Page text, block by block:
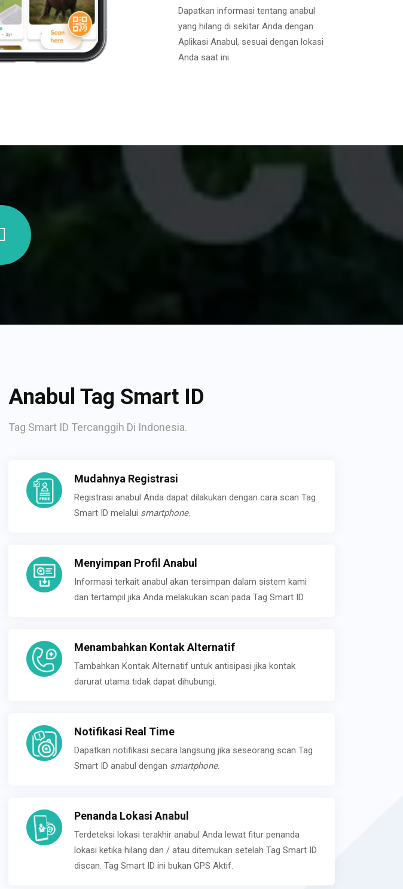
Dapatkan informasi tentang anabul
yang hilang di sekitar Anda dengan
Aplikasi Anabul, sesuai dengan lokasi
Anda saat ini.
Anabul Tag Smart ID
Tag Smart ID Tercanggih Di Indonesia.
Mudahnya Registrasi
Registrasi anabul Anda dapat dilakukan dengan cara scan Tag
Smart ID melalui smartphone.
Menyimpan Profil Anabul
Informasi terkait anabul akan tersimpan dalam sistem kami
dan tertampil jika Anda melakukan scan pada Tag Smart ID.
Menambahkan Kontak Alternatif
Tambahkan Kontak Alternatif untuk antisipasi jika kontak
darurat utama tidak dapat dihubungi.
Notifikasi Real Time
Dapatkan notifikasi secara langsung jika seseorang scan Tag
Smart ID anabul dengan smartphone.
Penanda Lokasi Anabul
Terdeteksi lokasi terakhir anabul Anda lewat fitur penanda
lokasi ketika hilang dan / atau ditemukan setelah Tag Smart ID
discan. Tag Smart ID ini bukan GPS Aktif.